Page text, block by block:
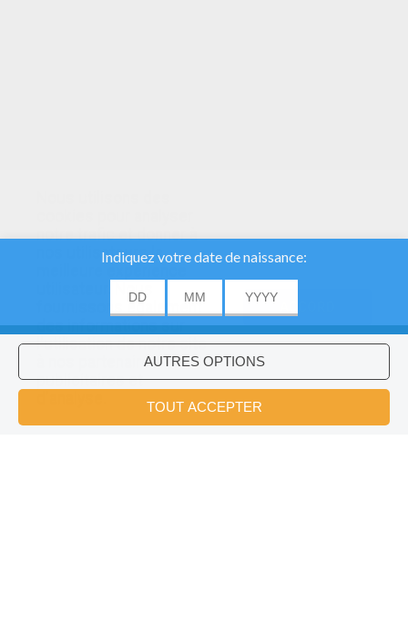
notre trafic et donner à
nos utilisateurs la
meilleure expérience
utilisateur. Nous
fournissons également
des informations sur
l'utilisation de notre site
à nos partenaires
publicitaires et
Voulez-vous installer l'application
Hellokids?
OK
×